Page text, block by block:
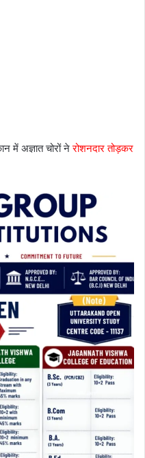
में अज्ञात चोरों नेरोशनदार तोड़कर